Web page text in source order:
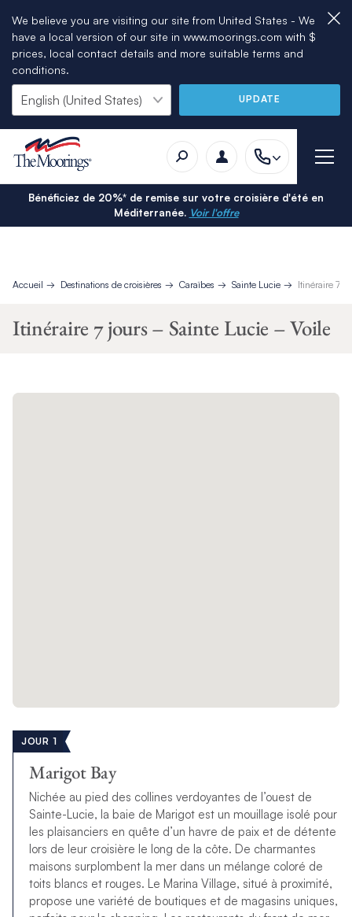
We believe you are visiting our site from United States - We
have a local version of our site in www.moorings.com with $
prices, local contact details and more suitable terms and
conditions.
UPDATE
Bénéficiez de 20%* de remise sur votre croisière d'été en
Méditerranée. Voir l'offre
Accueil Destinations de croisières Caraïbes Sainte Lucie Itinéraire 7
Itinéraire 7 jours – Sainte Lucie – Voile
JOUR 1
Marigot Bay
Nichée au pied des collines verdoyantes de l’ouest de
Sainte-Lucie, la baie de Marigot est un mouillage isolé pour
les plaisanciers en quête d’un havre de paix et de détente
lors de leur croisière le long de la côte. De charmantes
maisons surplombent la mer dans un mélange coloré de
toits blancs et rouges. Le Marina Village, situé à proximité,
propose une variété de boutiques et de magasins uniques,